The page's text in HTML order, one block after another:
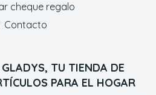
TU TIENDA DE
PARA EL HOGAR
cheque regalo
Contacto